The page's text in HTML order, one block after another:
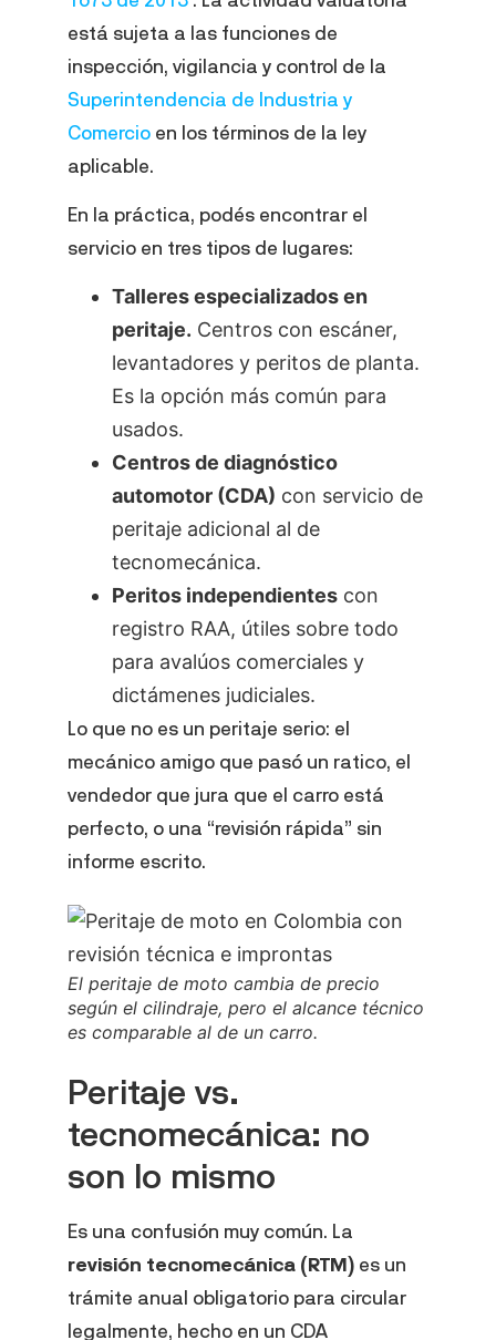
está sujeta a las funciones de
inspección, vigilancia y control de la
Superintendencia de Industria y
Comercio en los términos de la ley
aplicable.
En la práctica, podés encontrar el
servicio en tres tipos de lugares:
Talleres especializados en
peritaje. Centros con escáner,
levantadores y peritos de planta.
Es la opción más común para
usados.
Centros de diagnóstico
automotor (CDA) con servicio de
peritaje adicional al de
tecnomecánica.
Peritos independientes con
registro RAA, útiles sobre todo
para avalúos comerciales y
dictámenes judiciales.
Lo que no es un peritaje serio: el
mecánico amigo que pasó un ratico, el
vendedor que jura que el carro está
perfecto, o una “revisión rápida” sin
informe escrito.
El peritaje de moto cambia de precio
según el cilindraje, pero el alcance técnico
es comparable al de un carro.
Peritaje vs.
tecnomecánica: no
son lo mismo
Es una confusión muy común. La
revisión tecnomecánica (RTM) es un
trámite anual obligatorio para circular
legalmente, hecho en un CDA